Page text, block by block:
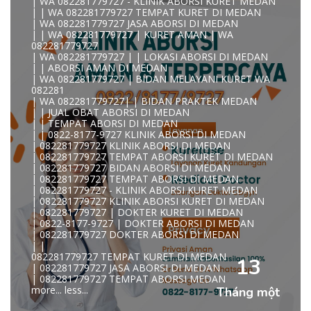
| | WA 082281779727 TEMPAT KURET DI MEDAN
| WA 082281779727 JASA ABORSI DI MEDAN
| | WA 082281779727 | KURET AMAN | WA
082281779727
| WA 082281779727 | | LOKASI ABORSI DI MEDAN
| | ABORSI AMAN DI MEDAN
| WA 082281779727 | BIDAN MELAYANI KURET WA
082281
| WA 082281779727| | BIDAN PRAKTEK MEDAN
| | JUAL OBAT ABORSI DI MEDAN
| | TEMPAT ABORSI DI MEDAN
| | 0822-8177-9727 KLINIK ABORSI DI MEDAN
| 082281779727 KLINIK ABORSI DI MEDAN
| 082281779727 TEMPAT ABORSI KURET DI MEDAN
| 082281779727 BIDAN ABORSI DI MEDAN
| 082281779727 TEMPAT ABORSI DI MEDAN
| 082281779727 - KLINIK ABORSI KURET MEDAN
| 082281779727 KLINIK ABORSI KURET DI MEDAN
| 082281779727 | DOKTER KURET DI MEDAN
| 0822-8177-9727 | DOKTER ABORSI DI MEDAN
| 082281779727 DOKTER ABORSI DI MEDAN
| |
082281779727 TEMPAT KURET DI MEDAN
| 082281779727 JASA ABORSI DI MEDAN
| 082281779727 TEMPAT ABORSI MEDAN
more... less...
13
Tháng một
KLINIK ABORSI KURET MEDAN WA 082281779727 KLINIK
A
0822/81779/727 TEMPAT ABORSI MEDAN
WA 082281779727 DOKTER ABORSI MEDAN
WA 082281779727 KLINIK ABORSI MEDAN
WA 082281779727 TEMPAT ABORSI KURET MEDAN
082281779727 BIDAN ABORSI DI MEDAN
082281779727 DOKTER ABORSI DI MEDAN
WA 0822*81779*727 TEMPAT ABORSI MEDAN
WA 082281779727 DOKTER KURET DI MEDAN
WA 082281779727 TEMPAT KURET DI MEDAN
WA 082281779727 JASA ABORSI DI MEDAN
| WA 082-281-779-727 KURET AMAN WA 082281779727
TE
| WA 082-281-779-727 LOKASI ABORSI DI MEDAN
082-281-779-727 ABORSI AMAN DI MEDAN
| WA 082281779727 BIDAN MELAYANI KURET WA
08228177
WA 082281779727 BIDAN PRAKTEK MEDAN
| KLINIK ABORSI MEDAN
WA 082281779727 TEMPAT ABORSI DI MEDAN
| 082281779727 KLINIK ABORSI MEDAN
| WA 0822-8177-9727 DOKTER ABORSI DI MEDAN
| WA 082*2817797*27 BIDAN ABORSI DI MEDAN
| WA 0822*81779*727 KLINIK KURET DI MEDAN